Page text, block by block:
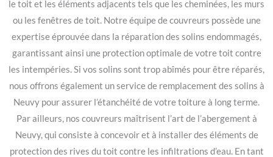
le toit et les éléments adjacents tels que les cheminées, les murs
ou les fenêtres de toit. Notre équipe de couvreurs possède une
expertise éprouvée dans la réparation des solins endommagés,
garantissant ainsi une protection optimale de votre toit contre
les intempéries. Si vos solins sont trop abîmés pour être réparés,
nous offrons également un service de remplacement des solins à
Neuvy pour assurer l’étanchéité de votre toiture à long terme.
Par ailleurs, nos couvreurs maîtrisent l’art de l’abergement à
Neuvy, qui consiste à concevoir et à installer des éléments de
protection des rives du toit contre les infiltrations d’eau. En tant